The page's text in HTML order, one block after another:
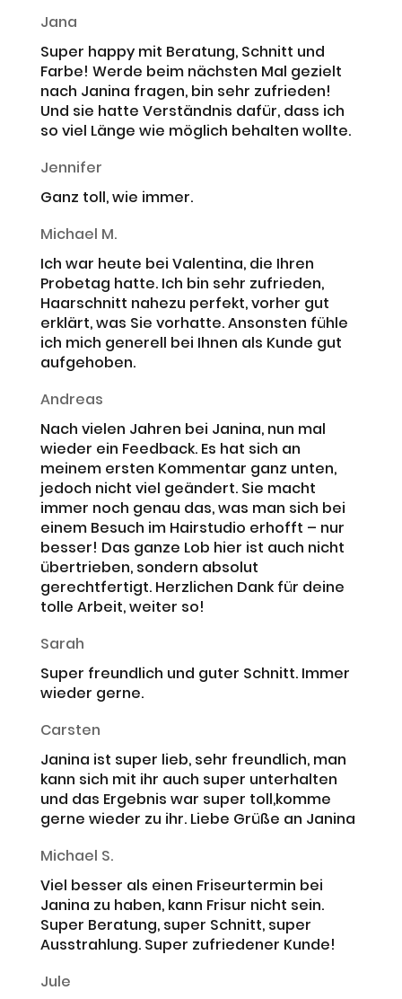
Jana
Super happy mit Beratung, Schnitt und
Farbe! Werde beim nächsten Mal gezielt
nach Janina fragen, bin sehr zufrieden!
Und sie hatte Verständnis dafür, dass ich
so viel Länge wie möglich behalten wollte.
Jennifer
Ganz toll, wie immer.
Michael M.
Ich war heute bei Valentina, die Ihren
Probetag hatte. Ich bin sehr zufrieden,
Haarschnitt nahezu perfekt, vorher gut
erklärt, was Sie vorhatte. Ansonsten fühle
ich mich generell bei Ihnen als Kunde gut
aufgehoben.
Andreas
Nach vielen Jahren bei Janina, nun mal
wieder ein Feedback. Es hat sich an
meinem ersten Kommentar ganz unten,
jedoch nicht viel geändert. Sie macht
immer noch genau das, was man sich bei
einem Besuch im Hairstudio erhofft – nur
besser! Das ganze Lob hier ist auch nicht
übertrieben, sondern absolut
gerechtfertigt. Herzlichen Dank für deine
tolle Arbeit, weiter so!
Sarah
Super freundlich und guter Schnitt. Immer
wieder gerne.
Carsten
Janina ist super lieb, sehr freundlich, man
kann sich mit ihr auch super unterhalten
und das Ergebnis war super toll,komme
gerne wieder zu ihr. Liebe Grüße an Janina
Michael S.
Viel besser als einen Friseurtermin bei
Janina zu haben, kann Frisur nicht sein.
Super Beratung, super Schnitt, super
Ausstrahlung. Super zufriedener Kunde!
Jule